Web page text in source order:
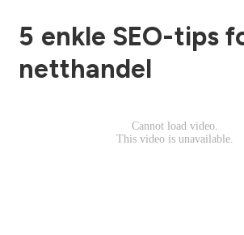
5 enkle SEO-tips
netthandel